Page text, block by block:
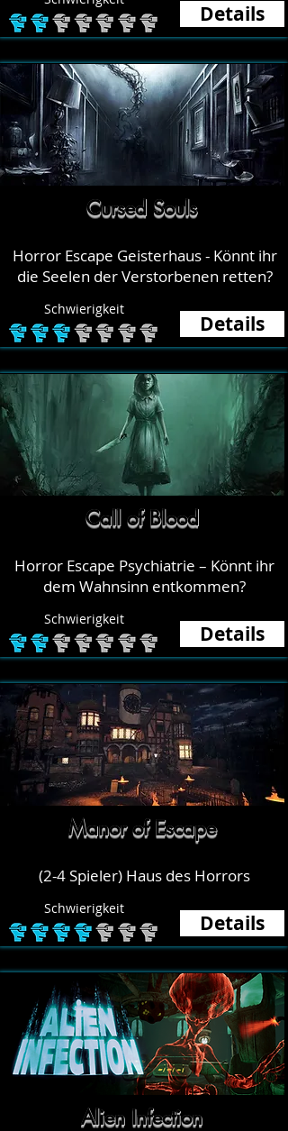
Details
Cursed Souls
Horror Escape Geisterhaus - Könnt ihr
die Seelen der Verstorbenen retten?
Schwierigkeit
Details
Call of Blood
Horror Escape Psychiatrie – Könnt ihr
dem Wahnsinn entkommen?
Schwierigkeit
Details
Manor of Escape
(2-4 Spieler) Haus des Horrors
Schwierigkeit
Details
Alien Infection